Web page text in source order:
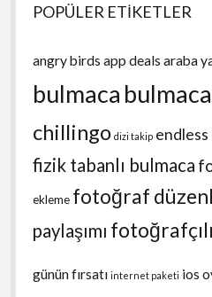
POPÜLER ETİKETLER
angry birds app deals araba
bulmaca
chillingo dizi takip
fizik tabanlı bulmaca
ekleme fotoğraf
paylaşımı
günün fırsatı internet paketi ios